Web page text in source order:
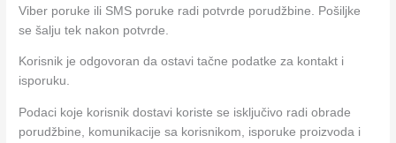
Viber poruke ili SMS poruke radi potvrde porudžbine. Pošiljke
se šalju tek nakon potvrde.
Korisnik je odgovoran da ostavi tačne podatke za kontakt i
isporuku.
Podaci koje korisnik dostavi koriste se isključivo radi obrade
porudžbine, komunikacije sa korisnikom, isporuke proizvoda i